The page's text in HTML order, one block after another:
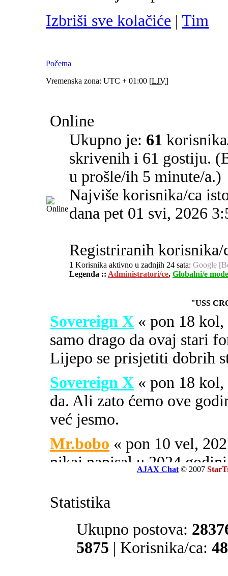
Izbriši sve kolačiće | Tim
Početna
Vremenska zona: UTC + 01:00 [LJV]
Online
Ukupno je: 61
skrivenih i 61 gostiju.
u prošle/ih 5 minute/a.)
Najviše korisnika/ca
dana pet 01 svi, 2026
Registriranih korisnika/
1 Korisnika aktivno u zadnjih 24 sata: Google
Legenda :: Administratori/ce, Globalni/e
"USS
Sovereign X « pon 18
samo drago da ovaj stari
Lijepo se prisjetiti dobrih
Sovereign X « pon 18
da. Ali zato ćemo ove
već jesmo.
Mr.bobo « pon 10 vel,
nikaj napisal u 2024
SOA ili PIPA.
El Zvonko« uto 16 svi,
prate tajne službe sekcije
AJAX Chat © 2007
Statistika
Ukupno postova:
5875 | Korisnika/ca: